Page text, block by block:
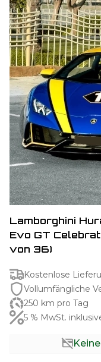
Lamborghini
Evo GT
von 36)
Kostenlose
Vollumfängliche
250 km pro Tag
5 % MwSt.